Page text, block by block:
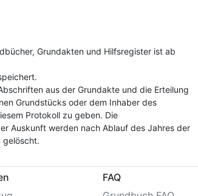
Grundakten und Hilfsregister ist ab
aus der Grundakte und die Erteilung
Grundstücks oder dem Inhaber des
Protokoll zu geben. Die
Auskunft werden nach Ablauf des Jahres der
gelöscht.
FAQ